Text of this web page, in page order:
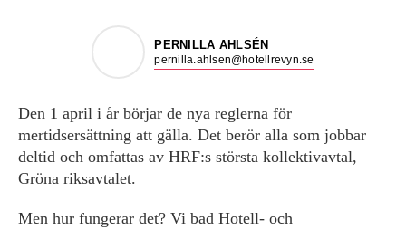
PERNILLA AHLSÉN
pernilla.ahlsen@hotellrevyn.se
Den 1 april i år börjar de nya reglerna för
mertidsersättning att gälla. Det berör alla som jobbar
deltid och omfattas av HRF:s största kollektivavtal,
Gröna riksavtalet.
Men hur fungerar det? Vi bad Hotell- och